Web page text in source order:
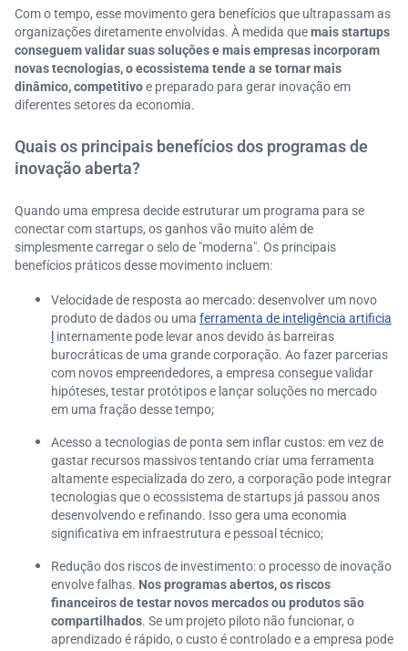
Com o tempo, esse movimento gera benefícios que ultrapassam as
organizações diretamente envolvidas. À medida quemais startups
conseguem validar suas soluções e mais empresas incorporam
novas tecnologias, o ecossistema tende a se tornar mais
dinâmico, competitivoe preparado para gerar inovação em
diferentes setores da economia.
Quais os principais benefícios dos programas de
inovação aberta?
Quando uma empresa decide estruturar um programa para se
conectar com startups, os ganhos vão muito além de
simplesmente carregar o selo de "moderna". Os principais
benefícios práticos desse movimento incluem:
Velocidade de resposta ao mercado: desenvolver um novo
produto de dados ou uma ferramenta de inteligência artificia
internamente pode levar anos devido às barreiras
burocráticas de uma grande corporação. Ao fazer parcerias
com novos empreendedores, a empresa consegue validar
hipóteses, testar protótipos e lançar soluções no mercado
em uma fração desse tempo;
Acesso a tecnologias de ponta sem inflar custos: em vez de
gastar recursos massivos tentando criar uma ferramenta
altamente especializada do zero, a corporação pode integrar
tecnologias que o ecossistema de startups já passou anos
desenvolvendo e refinando. Isso gera uma economia
significativa em infraestrutura e pessoal técnico;
Redução dos riscos de investimento: o processo de inovação
envolve falhas. Nos programas abertos, os riscos
financeiros de testar novos mercados ou produtos são
compartilhados. Se um projeto piloto não funcionar, o
aprendizado é rápido, o custo é controlado e a empresa pode